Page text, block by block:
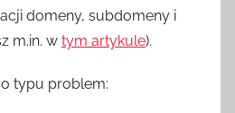
domeny, subdomeny i
m.in. w tym artykule).
typu problem: